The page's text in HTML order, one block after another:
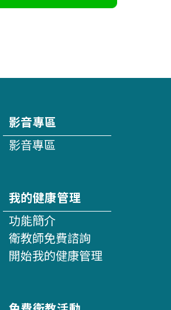
影音專區
影音專區
我的健康管理
功能簡介
衛教師免費諮詢
開始我的健康管理